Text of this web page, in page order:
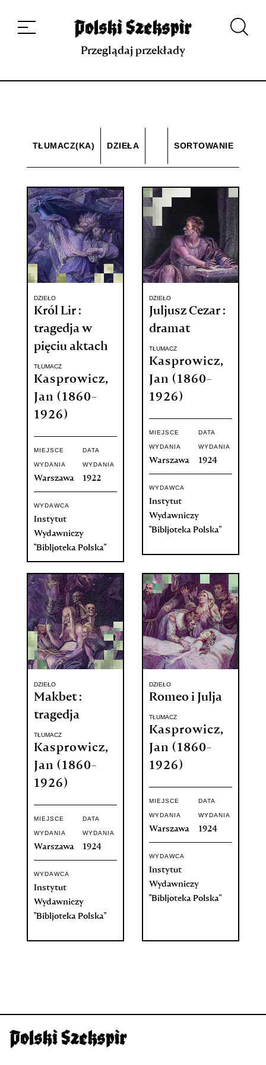
projekcie
Kontakt Indeks strony Aplikacja
Repozytorium XIX w.
Przeglądaj przekłady
TŁUMACZ(KA) DZIEŁA SORTOWANIE
DZIEŁO
Król Lir :
tragedja w
pięciu aktach
TŁUMACZ
Kasprowicz,
Jan (1860-
1926)
MIEJSCE
WYDANIA
Warszawa
DATA
WYDANIA
1922
WYDAWCA
Instytut
Wydawniczy
"Bibljoteka Polska"
DZIEŁO
Juljusz Cezar :
dramat
TŁUMACZ
Kasprowicz,
Jan (1860-
1926)
MIEJSCE
WYDANIA
Warszawa
DATA
WYDANIA
1924
WYDAWCA
Instytut
Wydawniczy
"Bibljoteka Polska"
DZIEŁO
Makbet :
tragedja
TŁUMACZ
Kasprowicz,
Jan (1860-
1926)
MIEJSCE
WYDANIA
Warszawa
DATA
WYDANIA
1924
WYDAWCA
Instytut
Wydawniczy
"Bibljoteka Polska"
DZIEŁO
Romeo i Julja
TŁUMACZ
Kasprowicz,
Jan (1860-
1926)
MIEJSCE
WYDANIA
Warszawa
DATA
WYDANIA
1924
WYDAWCA
Instytut
Wydawniczy
"Bibljoteka Polska"